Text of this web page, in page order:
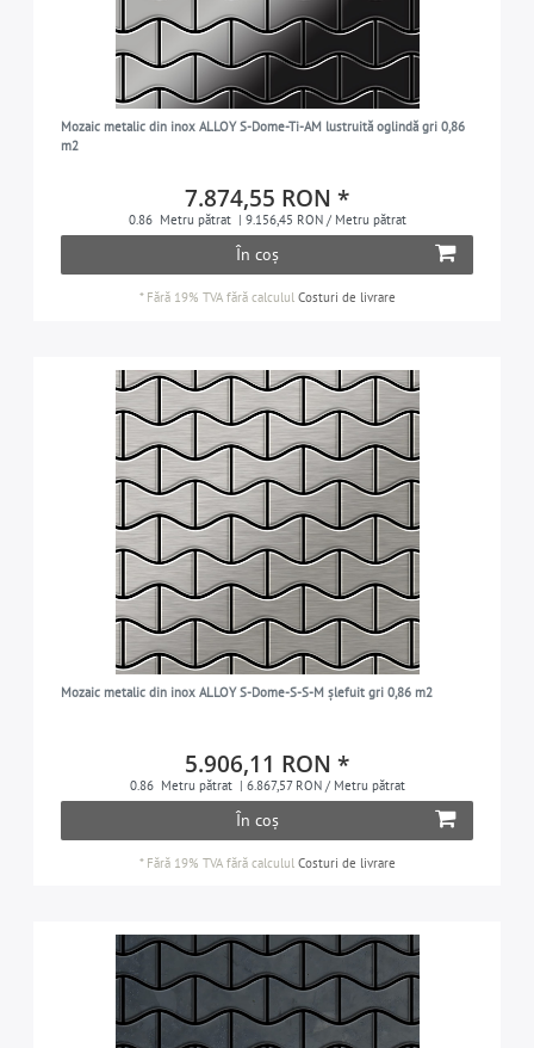
Mozaic metalic din inox ALLOY S-Dome-Ti-AM lustruită oglindă gri 0,86
m2
7.874,55 RON *
0.86 Metru pătrat | 9.156,45 RON / Metru pătrat
În coș
* Fără 19% TVAfără calculul Costuri de livrare
Mozaic metalic din inox ALLOY S-Dome-S-S-M șlefuit gri 0,86 m2
5.906,11 RON *
0.86 Metru pătrat | 6.867,57 RON / Metru pătrat
În coș
* Fără 19% TVAfără calculul Costuri de livrare